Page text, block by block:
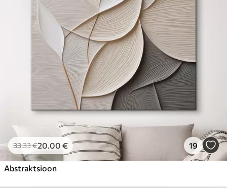
Hind Alates .00
33.33€20.00 € 19
Abstraktsioon